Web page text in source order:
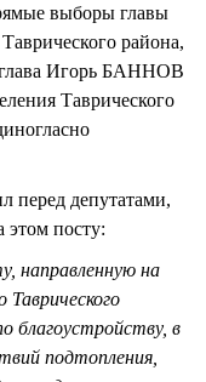
выборы главы
района,
глава Игорь БАННОВ
Таврического
перед депутатами,
этом посту:
направленную на
благоустройству, в
подтопления,